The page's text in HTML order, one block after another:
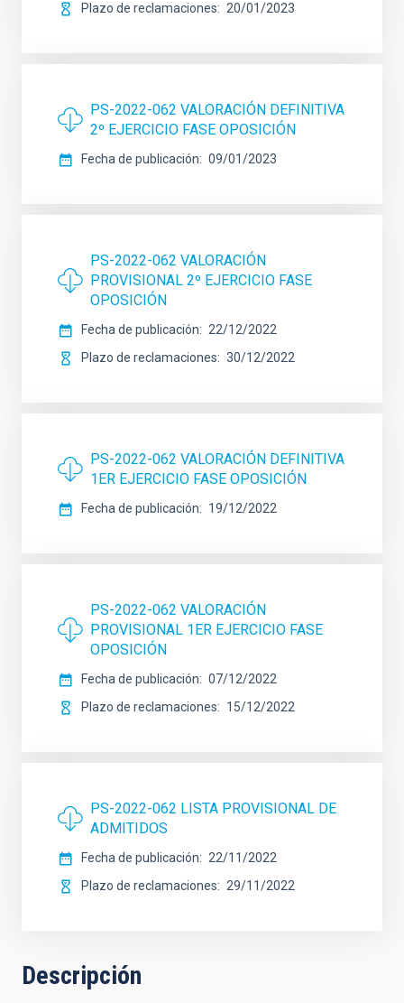
Plazo de reclamaciones
20/01/2023
PS-2022-062 VALORACIÓN DEFINITIVA
2º EJERCICIO FASE OPOSICIÓN
Fecha de publicación 09/01/2023
PS-2022-062 VALORACIÓN
PROVISIONAL 2º EJERCICIO FASE
OPOSICIÓN
Fecha de publicación
22/12/2022
Plazo de reclamaciones
30/12/2022
PS-2022-062 VALORACIÓN DEFINITIVA
1ER EJERCICIO FASE OPOSICIÓN
Fecha de publicación 19/12/2022
PS-2022-062 VALORACIÓN
PROVISIONAL 1ER EJERCICIO FASE
OPOSICIÓN
Fecha de publicación
07/12/2022
Plazo de reclamaciones
15/12/2022
PS-2022-062 LISTA PROVISIONAL DE
ADMITIDOS
Fecha de publicación
22/11/2022
Plazo de reclamaciones
29/11/2022
Descripción